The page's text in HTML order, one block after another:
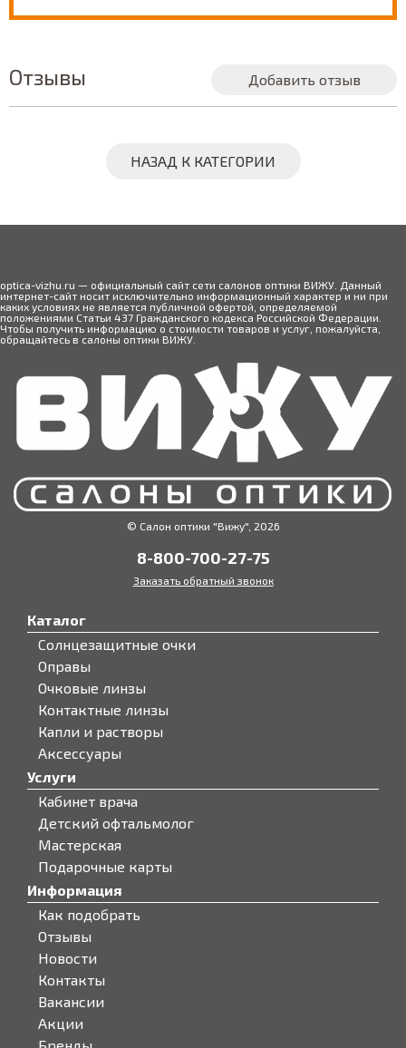
Отзывы Добавить отзыв
НАЗАД К КАТЕГОРИИ
optica-vizhu.ru — официальный сайт сети салонов оптики ВИЖУ. Данный
интернет-сайт носит исключительно информационный характер и ни при
каких условиях не является публичной офертой, определяемой
положениями Статьи 437 Гражданского кодекса Российской Федерации.
Чтобы получить информацию о стоимости товаров и услуг, пожалуйста,
обращайтесь в салоны оптики ВИЖУ.
© Салон оптики "Вижу", 2026
8-800-700-27-75
Заказать обратный звонок
Каталог
Солнцезащитные очки
Оправы
Очковые линзы
Контактные линзы
Капли и растворы
Аксессуары
Услуги
Кабинет врача
Детский офтальмолог
Мастерская
Подарочные карты
Информация
Как подобрать
Отзывы
Новости
Контакты
Вакансии
Акции
Бренды